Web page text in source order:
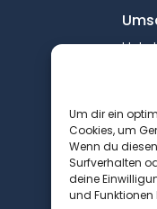
Um dir ein
Cookies, um
Wenn du
Surfverhalten
deine
und